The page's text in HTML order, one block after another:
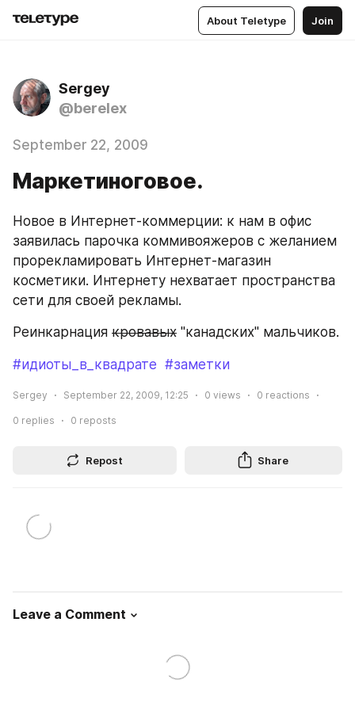
About Teletype Join
Sergey
@berelex
September 22, 2009
Маркетиноговое.
Новое в Интернет-коммерции: к нам в офис
заявилась парочка коммивояжеров с желанием
прорекламировать Интернет-магазин
косметики. Интернету нехватает пространства
сети для своей рекламы.
Реинкарнация кровавых "канадских" мальчиков.
#идиоты_в_квадрате #заметки
Sergey September 22, 2009, 12:25 0 views 0 reactions
0 replies 0 reposts
Repost Share
Leave a Comment